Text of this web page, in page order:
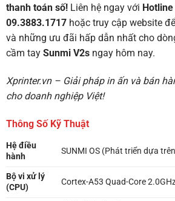
thanh toán số!Liên hệ ngay với
09.3883.1717hoặc truy cập website
và những ưu đãi hấp dẫn nhất cho
cầm tay Sunmi V2sngay hôm nay.
Xprinter.vn – Giải pháp in ấn và bán
cho doanh nghiệp Việt!
Thông Số Kỹ Thuật
Hệ điều
hành
SUNMI OS (Phát triển dựa
Bộ vi xử lý
(CPU)
Cortex-A53 Quad-Core